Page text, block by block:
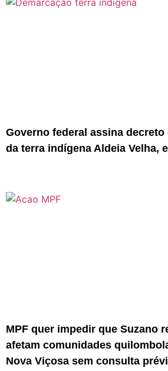
Governo federal assina decreto
da terra indígena Aldeia Velha,
MPF quer impedir que Suzano
afetam comunidades
Nova Viçosa sem consulta